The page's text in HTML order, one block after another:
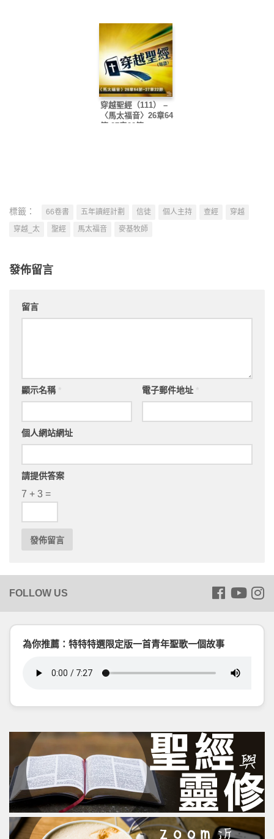
穿越聖經（111） –
〈馬太福音〉26章64
節-27章22節
標籤： 66卷書 五年讀經計劃 信徒 個人主持 查經
穿越
穿越_太
聖經 馬太福音 麥基牧師
發佈留言
留言
顯示名稱 電子郵件地址
個人網站網址
請提供答案
7 + 3 =
為你推薦：特特特選限定版一首青年聖歌一個故事